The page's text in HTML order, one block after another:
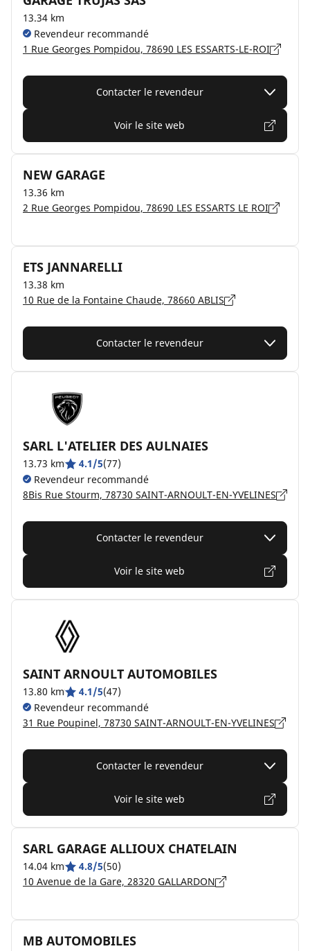
13.34 km
Revendeur recommandé
1 Rue Georges Pompidou, 78690 LES ESSARTS-LE-ROI
Contacter le revendeur
Voir le site web
NEW GARAGE
13.36 km
2 Rue Georges Pompidou, 78690 LES ESSARTS LE ROI
ETS JANNARELLI
13.38 km
10 Rue de la Fontaine Chaude, 78660 ABLIS
Contacter le revendeur
SARL L'ATELIER DES AULNAIES
13.73 km 4.1/5(77)
Revendeur recommandé
8Bis Rue Stourm, 78730 SAINT-ARNOULT-EN-YVELINES
Contacter le revendeur
Voir le site web
SAINT ARNOULT AUTOMOBILES
13.80 km 4.1/5(47)
Revendeur recommandé
31 Rue Poupinel, 78730 SAINT-ARNOULT-EN-YVELINES
Contacter le revendeur
Voir le site web
SARL GARAGE ALLIOUX CHATELAIN
14.04 km 4.8/5(50)
10 Avenue de la Gare, 28320 GALLARDON
MB AUTOMOBILES